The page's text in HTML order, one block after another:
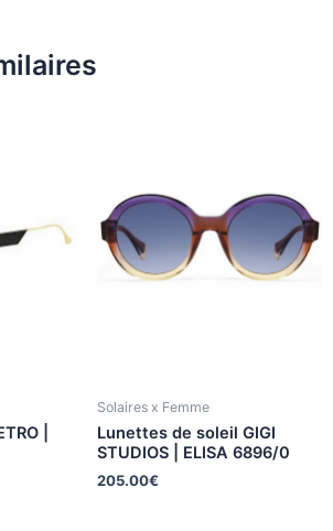
|
Solaires x Femme
Lunettes de soleil GIGI
STUDIOS | ELISA 6896/0
205.00€